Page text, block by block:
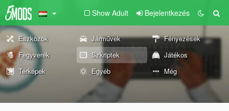
Show Adult Bejelentkezés
Eszközök Járművek
Fényezések
Fegyverek
Szkriptek
Játékos
Térképek
Egyéb Még